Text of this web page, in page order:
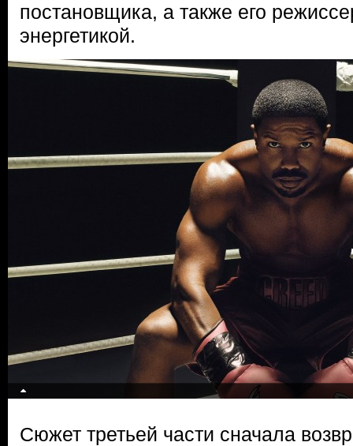
постановщика, а также его
энергетикой.
Сюжет третьей части сначала